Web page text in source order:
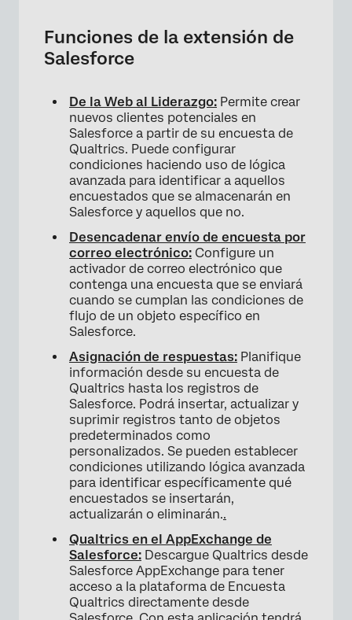
Funciones de la extensión de
Salesforce
De la Web al Liderazgo: Permite crear
nuevos clientes potenciales en
Salesforce a partir de su encuesta de
Qualtrics. Puede configurar
condiciones haciendo uso de lógica
avanzada para identificar a aquellos
encuestados que se almacenarán en
Salesforce y aquellos que no.
Desencadenar envío de encuesta por
correo electrónico: Configure un
activador de correo electrónico que
contenga una encuesta que se enviará
cuando se cumplan las condiciones de
flujo de un objeto específico en
Salesforce.
Asignación de respuestas: Planifique
información desde su encuesta de
Qualtrics hasta los registros de
Salesforce. Podrá insertar, actualizar y
suprimir registros tanto de objetos
predeterminados como
personalizados. Se pueden establecer
condiciones utilizando lógica avanzada
para identificar específicamente qué
encuestados se insertarán,
actualizarán o eliminarán..
Qualtrics en el AppExchange de
Salesforce: Descargue Qualtrics desde
Salesforce AppExchange para tener
acceso a la plataforma de Encuesta
Qualtrics directamente desde